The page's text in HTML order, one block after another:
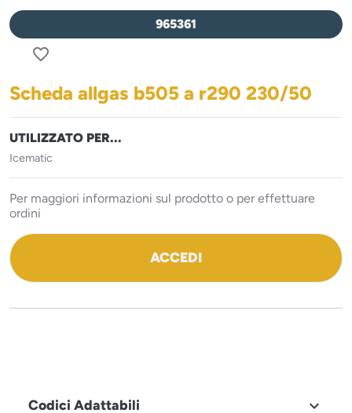
965361
favorite_border
Scheda allgas b505 a r290 230/50
UTILIZZATO PER...
Icematic
Per maggiori informazioni sul prodotto o per effettuare
ordini
ACCEDI
Codici Adattabili 